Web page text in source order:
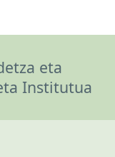
eta
Institutua